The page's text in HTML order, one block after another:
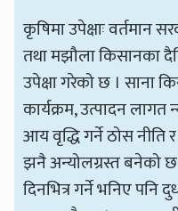
कृषिमा उपेक्षाः वर्तमान
तथा मझौला किसानका
उपेक्षा गरेको छ । साना
कार्यक्रम, उत्पादन लागत
आय वृद्धि गर्ने ठोस नीति
झनै अन्योलग्रस्त बनेको
दिनभित्र गर्ने भनिए